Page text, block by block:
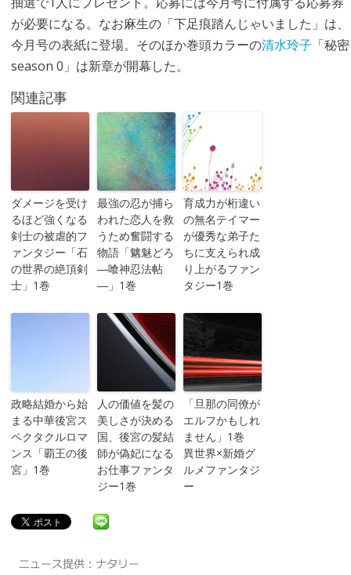
が必要になる。なお麻生の「下足痕踏んじゃいました」は、
今月号の表紙に登場。そのほか巻頭カラーの清水玲子 「秘密
season 0」は新章が開幕した。
関連記事
ダメージを受け
るほど強くなる
剣士の被虐的フ
ァンタジー「石
の世界の絶頂剣
士」1巻
最強の忍が捕ら
われた恋人を救
うため奮闘する
物語「魑魅どろ
―喰神忍法帖
―」1巻
育成力が桁違い
の無名テイマー
が優秀な弟子た
ちに支えられ成
り上がるファン
タジー1巻
政略結婚から始
まる中華後宮ス
ペクタクルロマ
ンス「覇王の後
宮」1巻
人の価値を髪の
美しさが決める
国、後宮の髪結
師が偽妃になる
お仕事ファンタ
ジー1巻
「旦那の同僚が
エルフかもしれ
ません」1巻
異世界×新婚グ
ルメファンタジ
ー